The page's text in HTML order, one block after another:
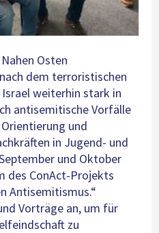
Osten
dem terroristischen
weiterhin stark in
antisemitische Vorfälle
und
in Jugend- und
und Oktober
des ConAct-Projekts
Antisemitismus.“
Vorträge an, um für
zu